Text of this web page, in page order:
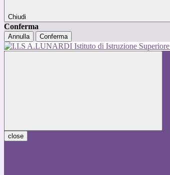
Chiudi
Conferma
Annulla Conferma
Istituto di Istruzione Superiore
close